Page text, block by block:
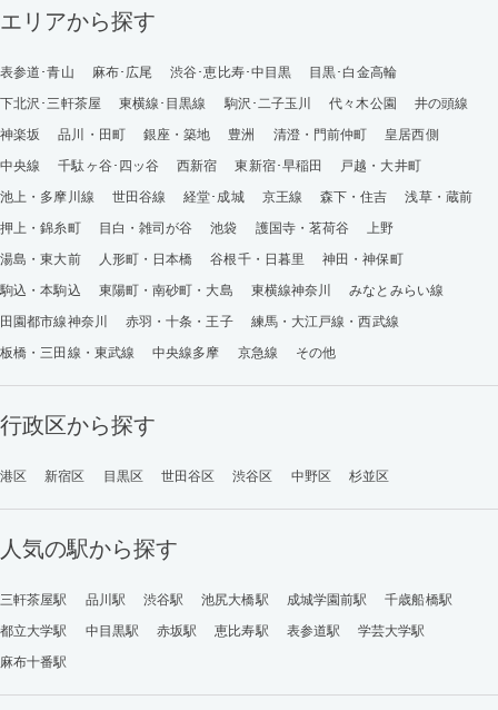
エリアから探す
表参道･青山 麻布･広尾 渋谷･恵比寿･中目黒
目黒･白金高輪
下北沢･三軒茶屋
東横線･目黒線 駒沢･二子玉川 代々木公園
井の頭線
神楽坂
品川・田町 銀座・築地 豊洲 清澄・門前仲町
皇居西側
中央線
千駄ヶ谷･四ッ谷 西新宿 東新宿･早稲田
戸越・大井町
池上・多摩川線
世田谷線 経堂･成城 京王線 森下・住吉
浅草・蔵前
押上・錦糸町
目白・雑司が谷 池袋 護国寺・茗荷谷
上野
湯島・東大前
人形町・日本橋 谷根千・日暮里
神田・神保町
駒込・本駒込
東陽町・南砂町・大島 東横線神奈川
みなとみらい線
田園都市線神奈川
赤羽・十条・王子
練馬・大江戸線・西武線
板橋・三田線・東武線
中央線多摩 京急線 その他
行政区から探す
港区 新宿区 目黒区 世田谷区 渋谷区 中野区 杉並区
人気の駅から探す
三軒茶屋駅 品川駅 渋谷駅 池尻大橋駅 成城学園前駅
千歳船橋駅
都立大学駅
中目黒駅 赤坂駅 恵比寿駅 表参道駅
学芸大学駅
麻布十番駅